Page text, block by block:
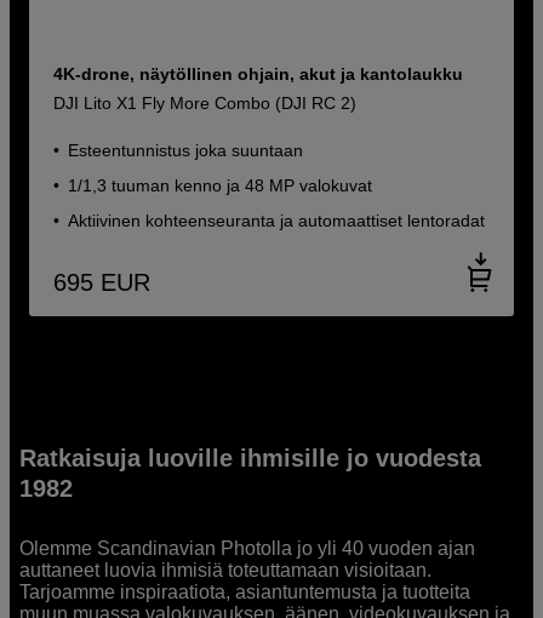
4K-drone, näytöllinen ohjain, akut ja kantolaukku
DJI Lito X1 Fly More Combo (DJI RC 2)
Esteentunnistus joka suuntaan
1/1,3 tuuman kenno ja 48 MP valokuvat
Aktiivinen kohteenseuranta ja automaattiset lentoradat
695 EUR
Ratkaisuja luoville ihmisille jo vuodesta
1982
Olemme Scandinavian Photolla jo yli 40 vuoden ajan
auttaneet luovia ihmisiä toteuttamaan visioitaan.
Tarjoamme inspiraatiota, asiantuntemusta ja tuotteita
muun muassa valokuvauksen, äänen, videokuvauksen ja